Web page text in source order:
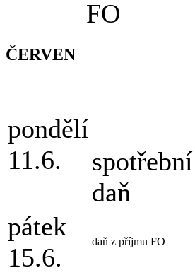
FO
ČERVEN
pondělí
11.6.
spotřební
daň
pátek
15.6.
daň z příjmu FO